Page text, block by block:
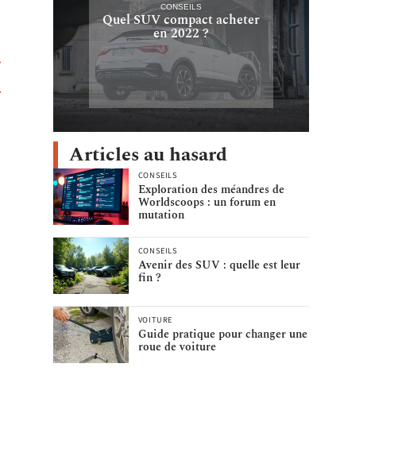
CONSEILS
Quel SUV compact acheter
en 2022 ?
Articles au hasard
CONSEILS
Exploration des méandres de
Worldscoops : un forum en
mutation
CONSEILS
Avenir des SUV : quelle est leur
fin ?
VOITURE
Guide pratique pour changer une
roue de voiture